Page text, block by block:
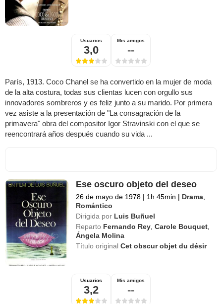
Usuarios
3,0
Mis amigos
--
París, 1913. Coco Chanel se ha convertido en la mujer de moda
de la alta costura, todas sus clientas lucen con orgullo sus
innovadores sombreros y es feliz junto a su marido. Por primera
vez asiste a la presentación de "La consagración de la
primavera" obra del compositor Igor Stravinski con el que se
reencontrará años después cuando su vida ...
Ese oscuro objeto del deseo
26 de mayo de 1978 | 1h 45min | Drama
Romántico
Dirigida por Luis Buñuel
Reparto Fernando Rey ,Carole Bouquet
Ángela Molina
Título originalCet obscur objet du désir
Usuarios
3,2
Mis amigos
--